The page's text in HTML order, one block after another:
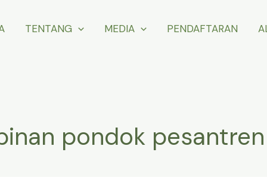
TENTANG MEDIA PENDAFTARAN
pondok pesantren